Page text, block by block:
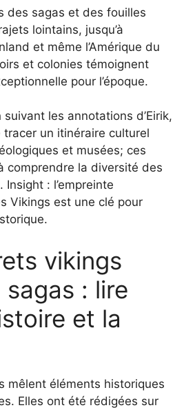
des sagas et des fouilles
lointains, jusqu’à
et même l’Amérique du
et colonies témoignent
pour l’époque.
les annotations d’Eirik,
un itinéraire culturel
et musées; ces
comprendre la diversité des
: l’empreinte
Vikings est une clé pour
vikings
: lire
et la
mêlent éléments historiques
Elles ont été rédigées sur